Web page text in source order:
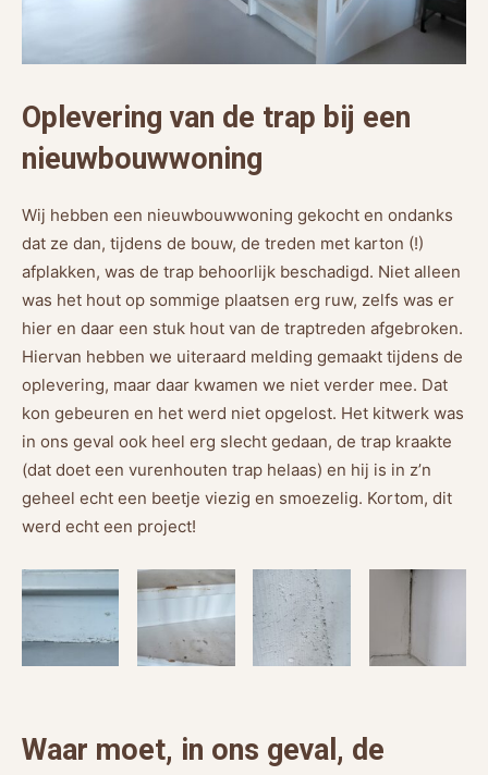
Oplevering van de trap bij een
nieuwbouwwoning
Wij hebben een nieuwbouwwoning gekocht en ondanks
dat ze dan, tijdens de bouw, de treden met karton (!)
afplakken, was de trap behoorlijk beschadigd. Niet alleen
was het hout op sommige plaatsen erg ruw, zelfs was er
hier en daar een stuk hout van de traptreden afgebroken.
Hiervan hebben we uiteraard melding gemaakt tijdens de
oplevering, maar daar kwamen we niet verder mee. Dat
kon gebeuren en het werd niet opgelost. Het kitwerk was
in ons geval ook heel erg slecht gedaan, de trap kraakte
(dat doet een vurenhouten trap helaas) en hij is in z’n
geheel echt een beetje viezig en smoezelig. Kortom, dit
werd echt een project!
Waar moet, in ons geval, de